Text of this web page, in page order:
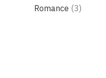
Romance 3produse